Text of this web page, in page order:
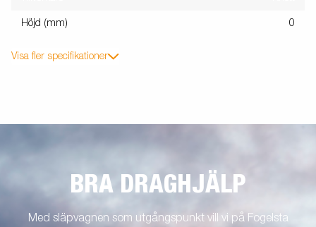
Höjd (mm) 0
Visa fler specifikationer
BRA DRAGHJÄLP
Med släpvagnen som utgångspunkt vill vi på Fogelsta